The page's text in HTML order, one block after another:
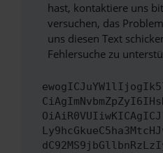
hast, kontaktiere uns
versuchen, das
uns diesen Text
Fehlersuche zu